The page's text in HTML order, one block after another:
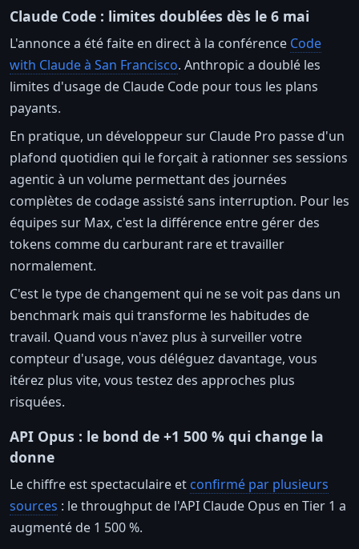
Claude Code : limites doublées dès le 6 mai
L'annonce a été faite en direct à la conférence Code
with Claude à San Francisco. Anthropic a doublé les
limites d'usage de Claude Code pour tous les plans
payants.
En pratique, un développeur sur Claude Pro passe d'un
plafond quotidien qui le forçait à rationner ses sessions
agentic à un volume permettant des journées
complètes de codage assisté sans interruption. Pour les
équipes sur Max, c'est la différence entre gérer des
tokens comme du carburant rare et travailler
normalement.
C'est le type de changement qui ne se voit pas dans un
benchmark mais qui transforme les habitudes de
travail. Quand vous n'avez plus à surveiller votre
compteur d'usage, vous déléguez davantage, vous
itérez plus vite, vous testez des approches plus
risquées.
API Opus : le bond de +1 500 % qui change la
donne
Le chiffre est spectaculaire et confirmé par plusieurs
sources : le throughput de l'API Claude Opus en Tier 1 a
augmenté de 1 500 %.